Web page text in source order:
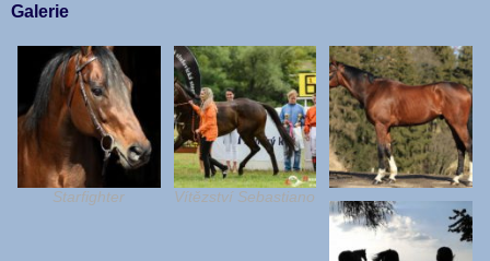
Galerie
Starfighter Vítězství Sebastiano